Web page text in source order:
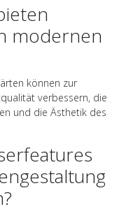
moder­nen
können zur
verbes­sern, die
und die Ästhe­tik des